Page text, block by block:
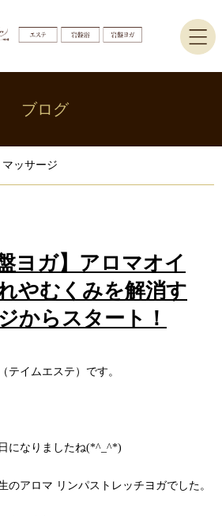
岩盤ヨガ・岩盤浴
ご予約はこちら
Instagram
ブログ
マッサージ
ヨガ】アロマオイ
やむくみを解消す
からスタート！
テイムエステ）です。
になりましたね(*^_^*)
のアロマ リンパストレッチヨガでした。